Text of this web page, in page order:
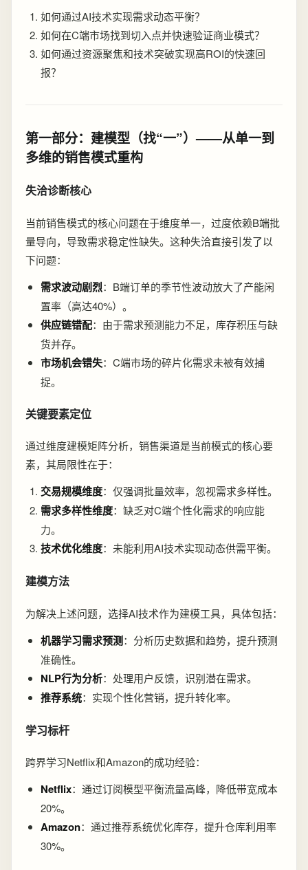
如何通过AI技术实现需求动态平衡？
如何在C端市场找到切入点并快速验证商业模式？
如何通过资源聚焦和技术突破实现高ROI的快速回
报？
第一部分：建模型（找“一”）——从单一到
多维的销售模式重构
失洽诊断核心
当前销售模式的核心问题在于维度单一，过度依赖B端批
量导向，导致需求稳定性缺失。这种失洽直接引发了以
下问题：
需求波动剧烈：B端订单的季节性波动放大了产能闲
置率（高达40%）。
供应链错配：由于需求预测能力不足，库存积压与缺
货并存。
市场机会错失：C端市场的碎片化需求未被有效捕
捉。
关键要素定位
通过维度建模矩阵分析，销售渠道是当前模式的核心要
素，其局限性在于：
交易规模维度：仅强调批量效率，忽视需求多样性。
需求多样性维度：缺乏对C端个性化需求的响应能
力。
技术优化维度：未能利用AI技术实现动态供需平衡。
建模方法
为解决上述问题，选择AI技术作为建模工具，具体包括：
机器学习需求预测：分析历史数据和趋势，提升预测
准确性。
NLP行为分析：处理用户反馈，识别潜在需求。
推荐系统：实现个性化营销，提升转化率。
学习标杆
跨界学习Netflix和Amazon的成功经验：
Netflix：通过订阅模型平衡流量高峰，降低带宽成本
20%。
Amazon：通过推荐系统优化库存，提升仓库利用率
30%。